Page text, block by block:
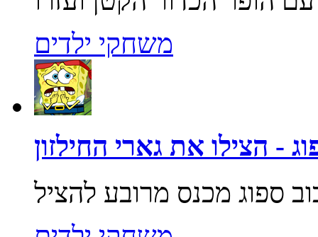
משחקי ילדים
- הצילו את גארי החילזון